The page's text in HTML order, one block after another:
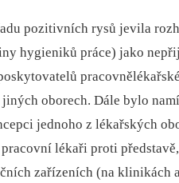
pozitivních rysů jevila
hygieniků práce) jako
oborech. Dále bylo
jednoho z lékařských
lékaři proti
zařízeních (na klinikách